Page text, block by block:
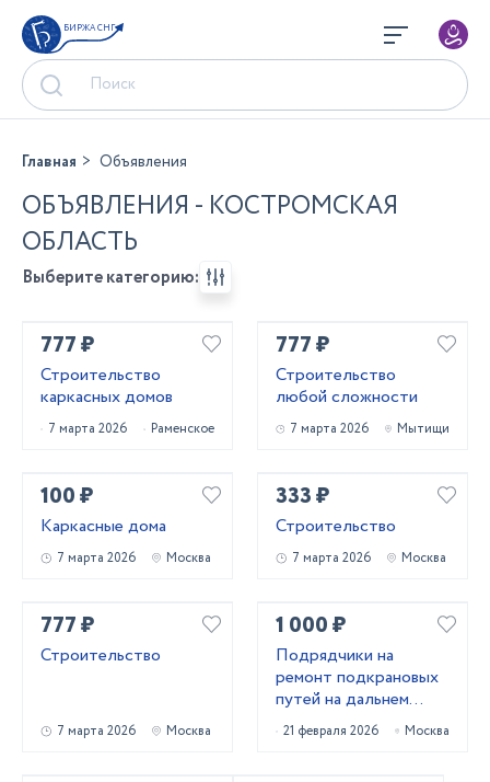
БИРЖА СНГ
Главная Объявления
ОБЪЯВЛЕНИЯ - КОСТРОМСКАЯ
ОБЛАСТЬ
Выберите категорию:
777 ₽
Строительство
каркасных домов
7 марта 2026 Раменское
777 ₽
Строительство
любой сложности
7 марта 2026 Мытищи
100 ₽
Каркасные дома
7 марта 2026 Москва
333 ₽
Строительство
7 марта 2026 Москва
777 ₽
Строительство
7 марта 2026 Москва
1 000 ₽
Подрядчики на
ремонт подкрановых
путей на дальнем
востоке
21 февраля 2026 Москва